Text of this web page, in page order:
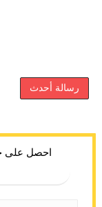
رسالة أحدث
احصل على